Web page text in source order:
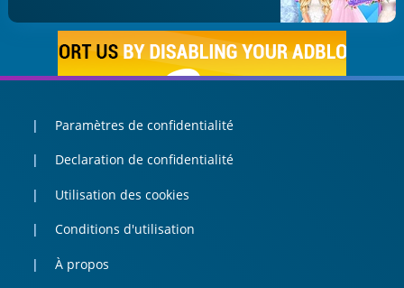
Paramètres de confidentialité
Declaration de confidentialité
Utilisation des cookies
Conditions d'utilisation
À propos